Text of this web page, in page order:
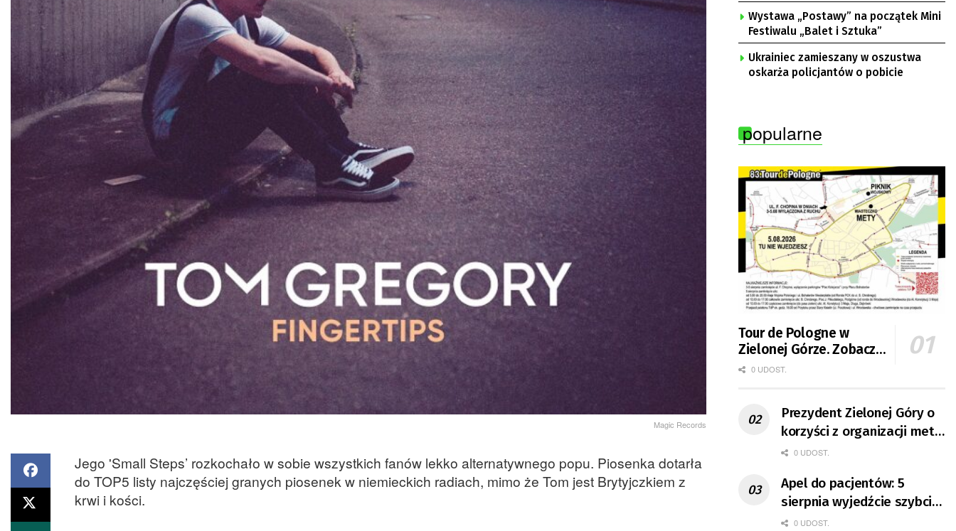
Magic Records
Jego 'Small Steps’ rozkochało w sobie wszystkich fanów lekko alternatywnego popu. Piosenka dotarła
do TOP5 listy najczęściej granych piosenek w niemieckich radiach, mimo że Tom jest Brytyjczkiem z
krwi i kości.
Wystawa „Postawy” na początek Mini
Festiwalu „Balet i Sztuka”
Ukrainiec zamieszany w oszustwa
oskarża policjantów o pobicie
popularne
Tour de Pologne w
Zielonej Górze. Zobacz
zmiany w organizacji
0 UDOST.
Prezydent Zielonej Góry o
korzyści z organizacji mety
Tour de Pologne
0 UDOST.
Apel do pacjentów: 5
sierpnia wyjedźcie szybciej
z domów
0 UDOST.